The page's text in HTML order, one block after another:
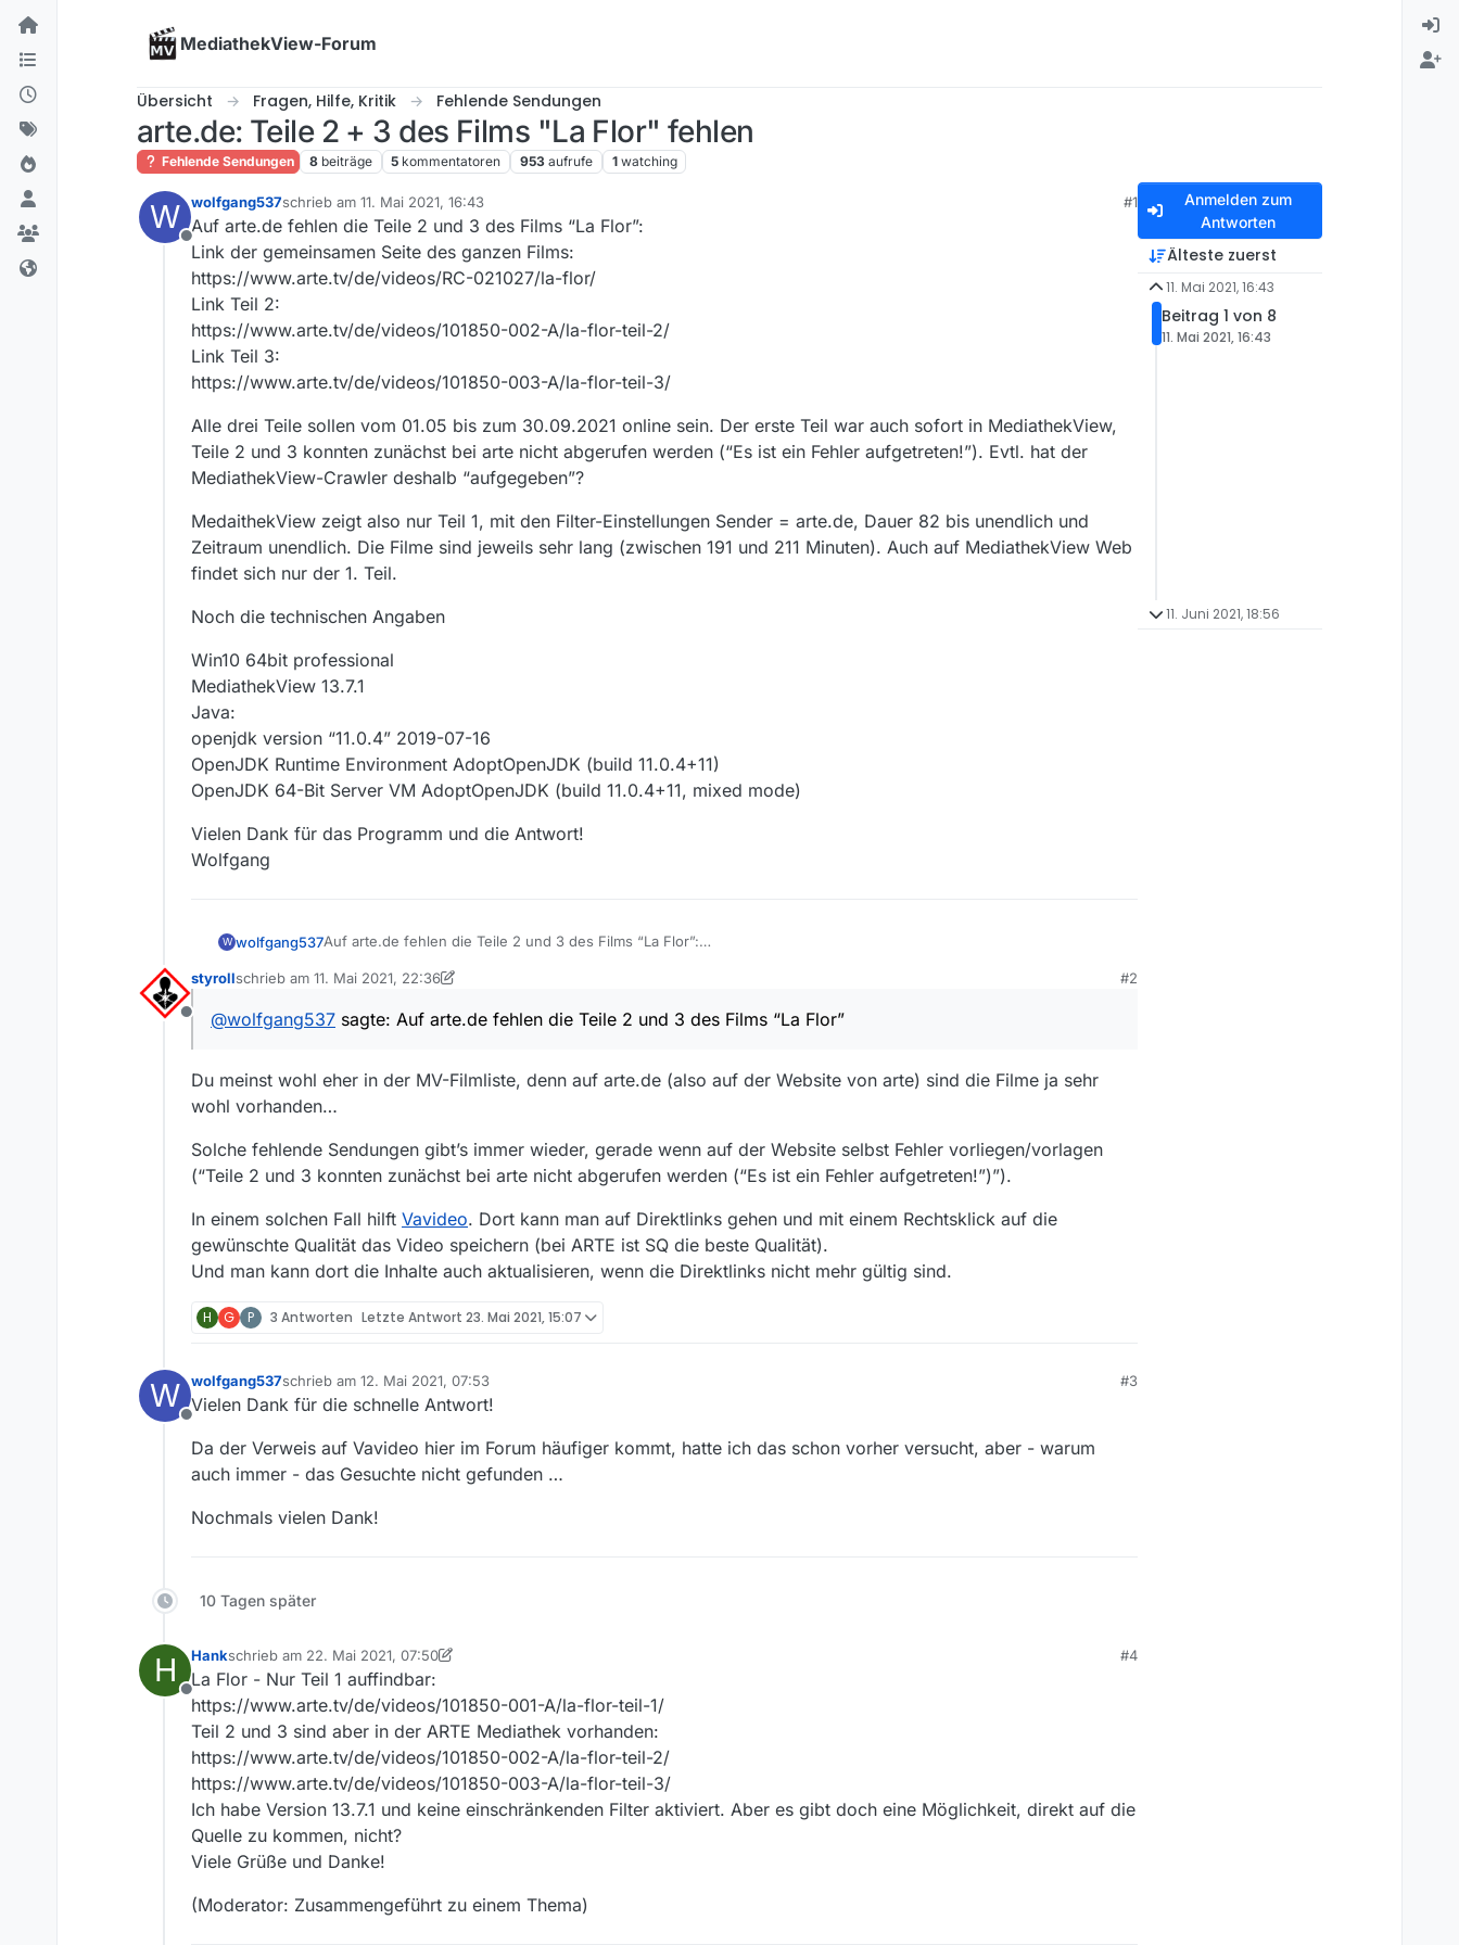
Skip to content
MediathekView-Forum
Übersicht Fragen, Hilfe, Kritik Fehlende Sendungen
arte.de: Teile 2 + 3 des Films "La Flor" fehlen
Fehlende Sendungen 8 beiträge 5 kommentatoren 953 aufrufe 1 watching
W
Offline
wolfgang537schrieb am 11. Mai 2021, 16:43
zuletzt editiert von
#1
Auf arte.de fehlen die Teile 2 und 3 des Films “La Flor”:
Link der gemeinsamen Seite des ganzen Films:
https://www.arte.tv/de/videos/RC-021027/la-flor/
Link Teil 2:
https://www.arte.tv/de/videos/101850-002-A/la-flor-teil-2/
Link Teil 3:
https://www.arte.tv/de/videos/101850-003-A/la-flor-teil-3/
Alle drei Teile sollen vom 01.05 bis zum 30.09.2021 online sein. Der erste Teil war auch sofort in MediathekView,
Teile 2 und 3 konnten zunächst bei arte nicht abgerufen werden (“Es ist ein Fehler aufgetreten!”). Evtl. hat der
MediathekView-Crawler deshalb “aufgegeben”?
MedaithekView zeigt also nur Teil 1, mit den Filter-Einstellungen Sender = arte.de, Dauer 82 bis unendlich und
Zeitraum unendlich. Die Filme sind jeweils sehr lang (zwischen 191 und 211 Minuten). Auch auf MediathekView Web
findet sich nur der 1. Teil.
Noch die technischen Angaben
Win10 64bit professional
MediathekView 13.7.1
Java:
openjdk version “11.0.4” 2019-07-16
OpenJDK Runtime Environment AdoptOpenJDK (build 11.0.4+11)
OpenJDK 64-Bit Server VM AdoptOpenJDK (build 11.0.4+11, mixed mode)
Vielen Dank für das Programm und die Antwort!
Wolfgang
W wolfgang537Auf arte.de fehlen die Teile 2 und 3 des Films “La Flor”:
https://www.arte.tv/de/videos/RC-021027/la-flor/
https://www.arte.tv/de/videos/101850-002-A/la-flor-teil-2/
Alle drei Teile sollen vom 01.05 bis zum 30.09.2021 online sein. Der erste Teil war auch sofort in MediathekView, Teile
MediathekView-Crawler deshalb “aufgegeben”?
MedaithekView zeigt also nur Teil 1, mit den Filter-Einstellungen Sender = arte.de, Dauer 82 bis unendlich und
Win10 64bit professional
Java:
openjdk version “11.0.4” 2019-07-16
OpenJDK Runtime Environment AdoptOpenJDK (build 11.0.4+11)
OpenJDK 64-Bit Server VM AdoptOpenJDK (build 11.0.4+11, mixed mode)
Vielen Dank für das Programm und die Antwort!
Wolfgang
Offline
styrollschrieb am 11. Mai 2021, 22:36
zuletzt editiert von styroll5. Dez. 2021, 10:16
#2
@wolfgang537 sagte: Auf arte.de fehlen die Teile 2 und 3 des Films “La Flor”
Du meinst wohl eher in der MV-Filmliste, denn auf arte.de (also auf der Website von arte) sind die Filme ja sehr
wohl vorhanden…
Solche fehlende Sendungen gibt’s immer wieder, gerade wenn auf der Website selbst Fehler vorliegen/vorlagen
(“Teile 2 und 3 konnten zunächst bei arte nicht abgerufen werden (“Es ist ein Fehler aufgetreten!”)”).
In einem solchen Fall hilft Vavideo. Dort kann man auf Direktlinks gehen und mit einem Rechtsklick auf die
gewünschte Qualität das Video speichern (bei ARTE ist SQ die beste Qualität).
Und man kann dort die Inhalte auch aktualisieren, wenn die Direktlinks nicht mehr gültig sind.
H G P 3 Antworten Letzte Antwort 23. Mai 2021, 15:07
W
Offline
wolfgang537schrieb am 12. Mai 2021, 07:53
zuletzt editiert von
#3
Vielen Dank für die schnelle Antwort!
Da der Verweis auf Vavideo hier im Forum häufiger kommt, hatte ich das schon vorher versucht, aber - warum
auch immer - das Gesuchte nicht gefunden …
Nochmals vielen Dank!
10 Tagen später
H
Offline
Hankschrieb am 22. Mai 2021, 07:50
zuletzt editiert von MenchenSued
#4
La Flor - Nur Teil 1 auffindbar:
https://www.arte.tv/de/videos/101850-001-A/la-flor-teil-1/
Teil 2 und 3 sind aber in der ARTE Mediathek vorhanden:
https://www.arte.tv/de/videos/101850-002-A/la-flor-teil-2/
https://www.arte.tv/de/videos/101850-003-A/la-flor-teil-3/
Ich habe Version 13.7.1 und keine einschränkenden Filter aktiviert. Aber es gibt doch eine Möglichkeit, direkt auf die
Quelle zu kommen, nicht?
Viele Grüße und Danke!
(Moderator: Zusammengeführt zu einem Thema)
Anmelden zum
Antworten
Älteste zuerst
11. Mai 2021, 16:43
Beitrag 1 von 8
11. Mai 2021, 16:43
11. Juni 2021, 18:56